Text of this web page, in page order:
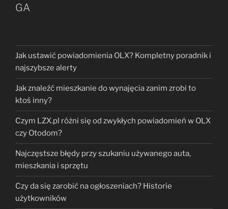
GA
Jak ustawić powiadomienia OLX? Kompletny poradnik i
najszybsze alerty
Jak znaleźć mieszkanie do wynajęcia zanim zrobi to
ktoś inny?
Czym LZX.pl różni się od zwykłych powiadomień w OLX
czy Otodom?
Najczęstsze błędy przy szukaniu używanego auta,
mieszkania i sprzętu
Czy da się zarobić na ogłoszeniach? Historie
użytkowników